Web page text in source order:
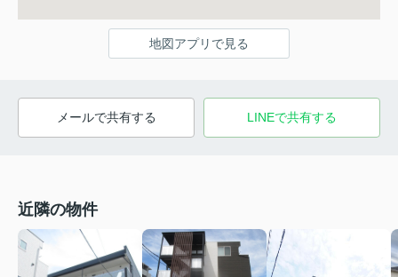
地図アプリで見る
メールで共有する LINEで共有する
近隣の物件